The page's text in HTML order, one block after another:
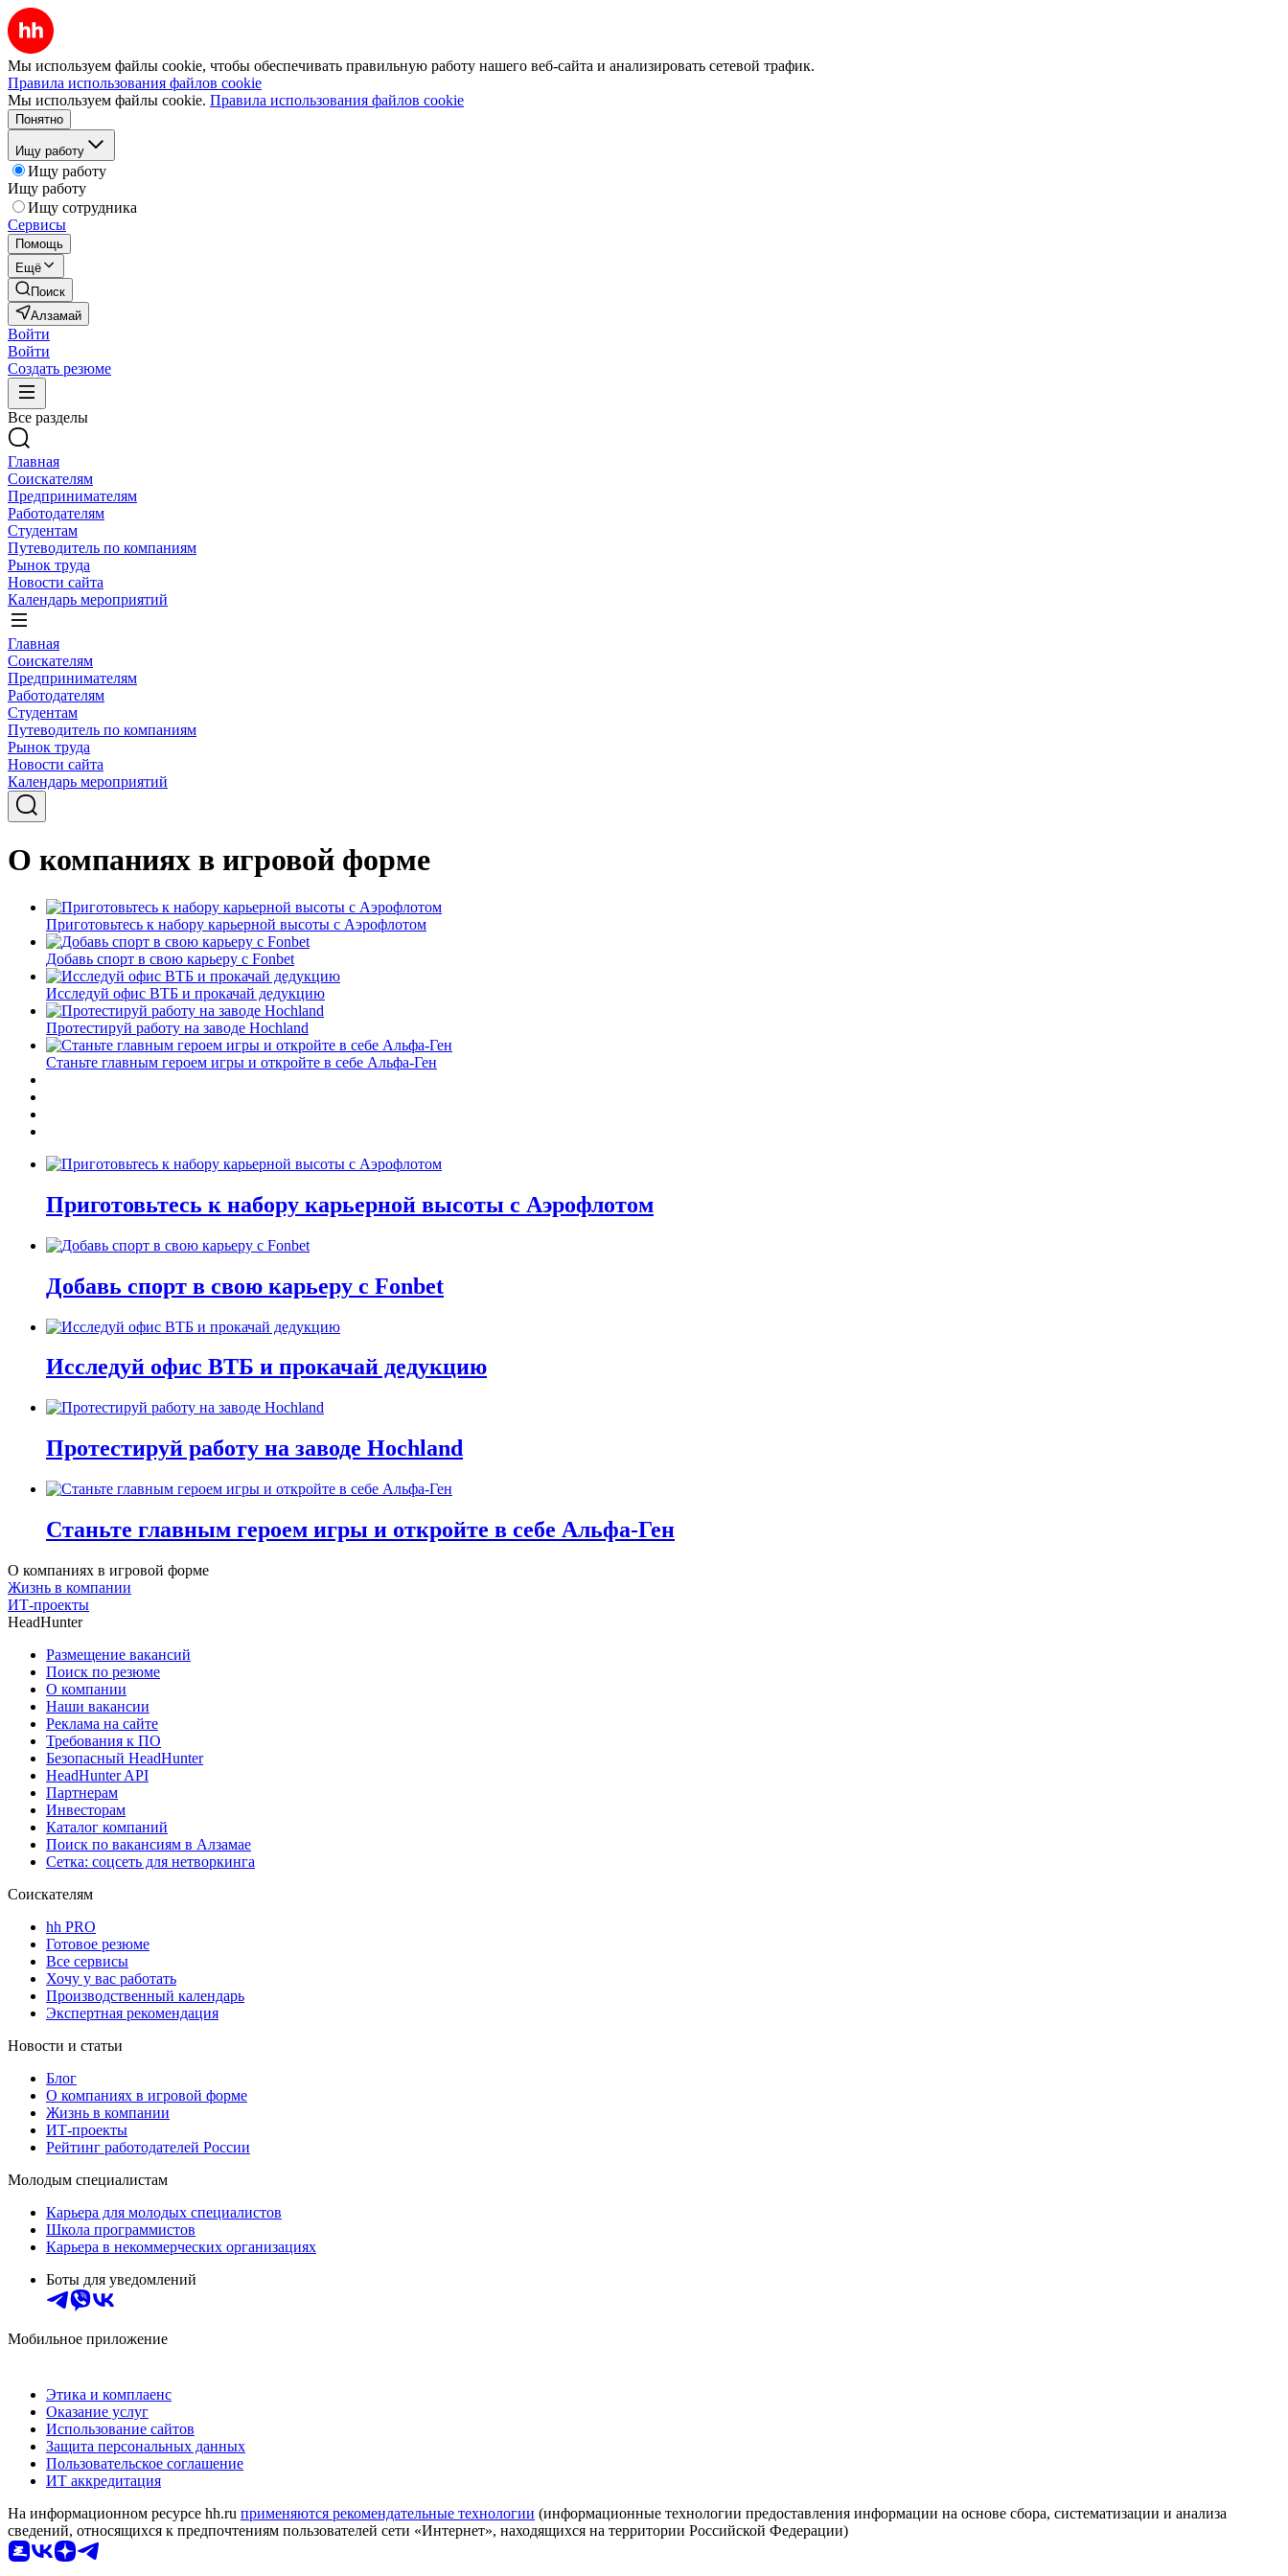
Мы используем файлы cookie, чтобы обеспечивать правильную работу нашего веб-сайта и анализировать сетевой трафик.
Правила использования файлов cookie
Мы используем файлы cookie. Правила использования файлов cookie
Понятно
Ищу работу
Ищу работу
Ищу работу
Ищу сотрудника
Сервисы
Помощь
Ещё
Поиск
Алзамай
Войти
Войти
Создать резюме
Все разделы
Главная
Соискателям
Предпринимателям
Работодателям
Студентам
Путеводитель по компаниям
Рынок труда
Новости сайта
Календарь мероприятий
Главная
Соискателям
Предпринимателям
Работодателям
Студентам
Путеводитель по компаниям
Рынок труда
Новости сайта
Календарь мероприятий
О компаниях в игровой форме
Приготовьтесь к набору карьерной высоты с Аэрофлотом
Добавь спорт в свою карьеру с Fonbet
Исследуй офис ВТБ и прокачай дедукцию
Протестируй работу на заводе Hochland
Станьте главным героем игры и откройте в себе Альфа-Ген
Приготовьтесь к набору карьерной высоты с Аэрофлотом
Добавь спорт в свою карьеру с Fonbet
Исследуй офис ВТБ и прокачай дедукцию
Протестируй работу на заводе Hochland
Станьте главным героем игры и откройте в себе Альфа-Ген
О компаниях в игровой форме
Жизнь в компании
ИТ-проекты
HeadHunter
Размещение вакансий
Поиск по резюме
О компании
Наши вакансии
Реклама на сайте
Требования к ПО
Безопасный HeadHunter
HeadHunter API
Партнерам
Инвесторам
Каталог компаний
Поиск по вакансиям в Алзамае
Сетка: соцсеть для нетворкинга
Соискателям
hh PRO
Готовое резюме
Все сервисы
Хочу у вас работать
Производственный календарь
Экспертная рекомендация
Новости и статьи
Блог
О компаниях в игровой форме
Жизнь в компании
ИТ-проекты
Рейтинг работодателей России
Молодым специалистам
Карьера для молодых специалистов
Школа программистов
Карьера в некоммерческих организациях
Боты для уведомлений
Мобильное приложение
Этика и комплаенс
Оказание услуг
Использование сайтов
Защита персональных данных
Пользовательское соглашение
ИТ аккредитация
На информационном ресурсе hh.ru применяются рекомендательные технологии (информационные технологии предоставления информации на основе сбора, систематизации и анализа
сведений, относящихся к предпочтениям пользователей сети «Интернет», находящихся на территории Российской Федерации)